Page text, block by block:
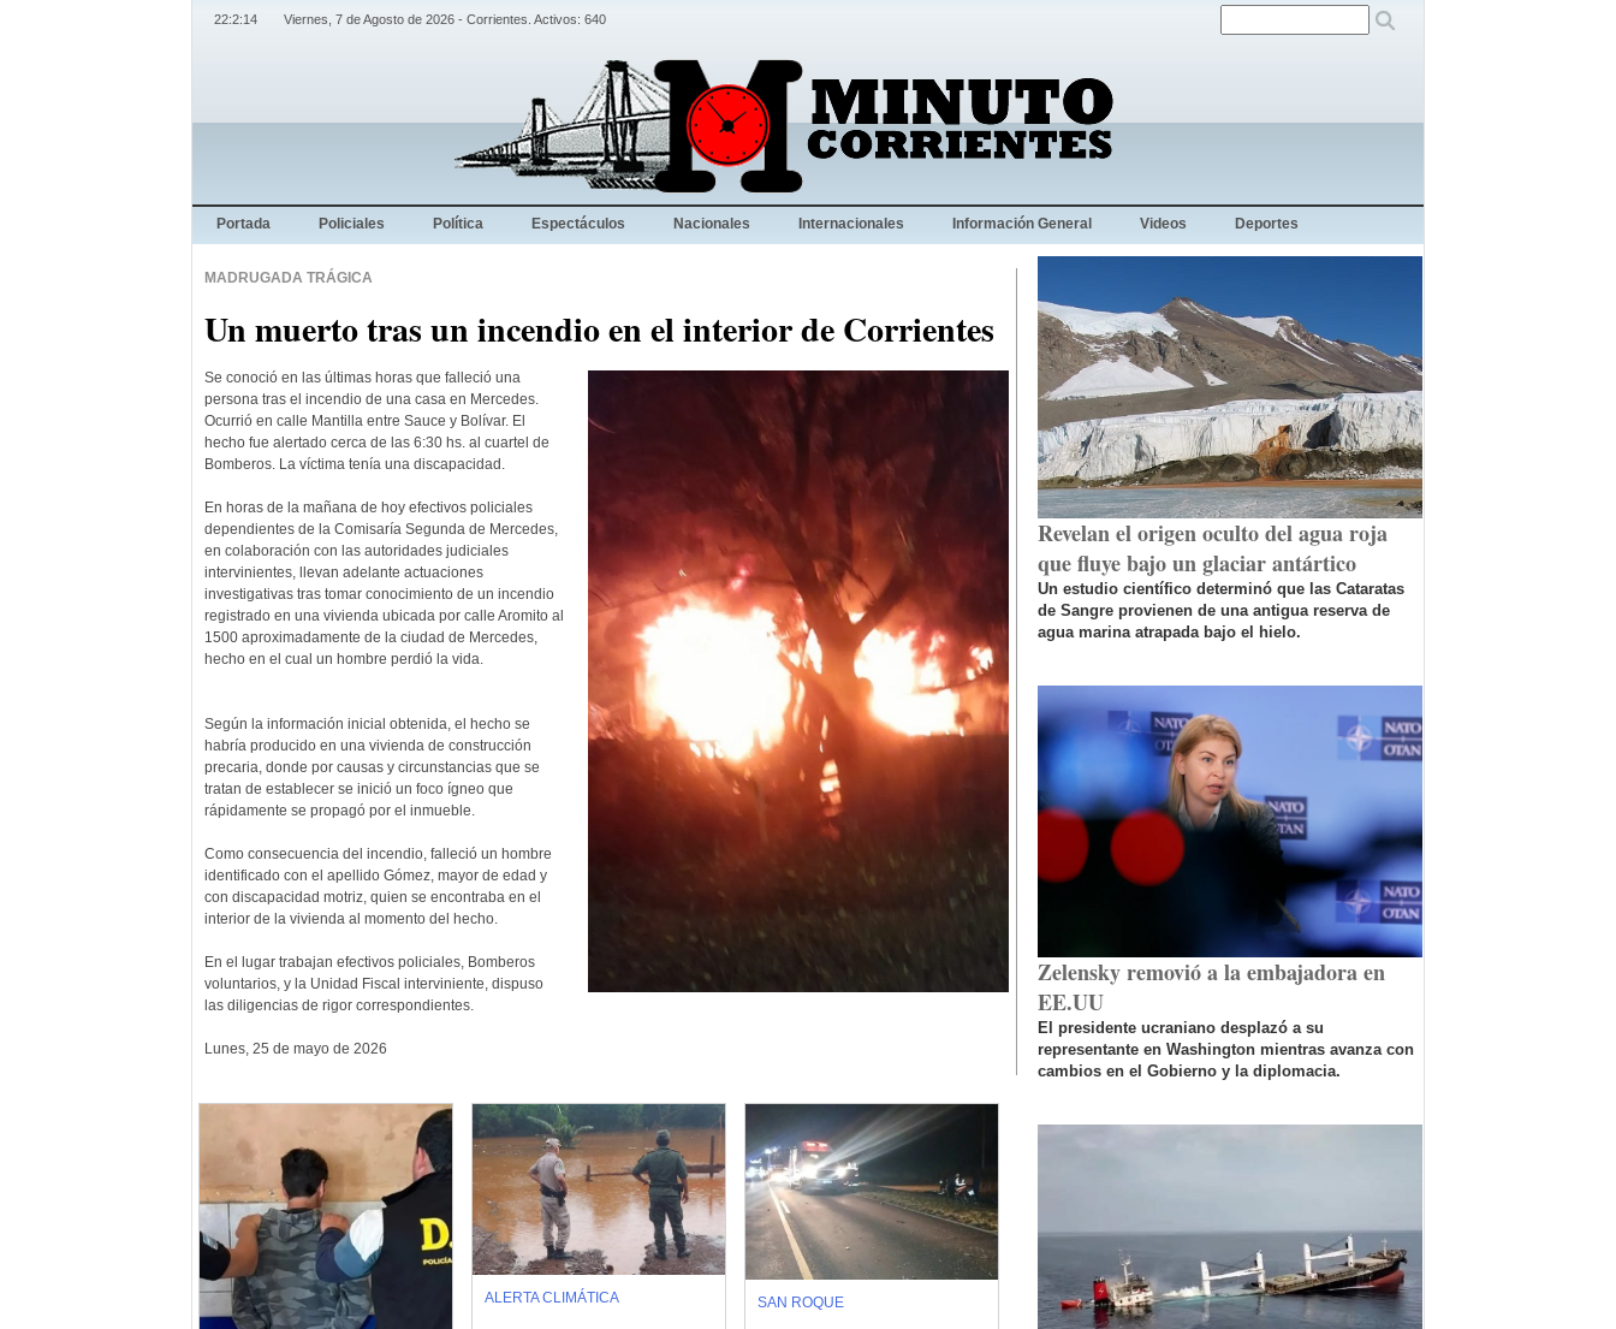
22:2:15 Viernes, 7 de Agosto de 2026 - Corrientes. Activos: 640
Portada Policiales Política Espectáculos Nacionales Internacionales Información General Videos Deportes
MADRUGADA TRÁGICA
Un muerto tras un incendio en el interior de Corrientes
Se conoció en las últimas horas que falleció una
persona tras el incendio de una casa en Mercedes.
Ocurrió en calle Mantilla entre Sauce y Bolívar. El
hecho fue alertado cerca de las 6:30 hs. al cuartel de
Bomberos. La víctima tenía una discapacidad.
En horas de la mañana de hoy efectivos policiales
dependientes de la Comisaría Segunda de Mercedes,
en colaboración con las autoridades judiciales
intervinientes, llevan adelante actuaciones
investigativas tras tomar conocimiento de un incendio
registrado en una vivienda ubicada por calle Aromito al
1500 aproximadamente de la ciudad de Mercedes,
hecho en el cual un hombre perdió la vida.
Según la información inicial obtenida, el hecho se
habría producido en una vivienda de construcción
precaria, donde por causas y circunstancias que se
tratan de establecer se inició un foco ígneo que
rápidamente se propagó por el inmueble.
Como consecuencia del incendio, falleció un hombre
identificado con el apellido Gómez, mayor de edad y
con discapacidad motriz, quien se encontraba en el
interior de la vivienda al momento del hecho.
En el lugar trabajan efectivos policiales, Bomberos
voluntarios, y la Unidad Fiscal interviniente, dispuso
las diligencias de rigor correspondientes.
Lunes, 25 de mayo de 2026
ALERTA CLIMÁTICA SAN ROQUE
Revelan el origen oculto del agua roja
que fluye bajo un glaciar antártico
Un estudio científico determinó que las Cataratas
de Sangre provienen de una antigua reserva de
agua marina atrapada bajo el hielo.
Zelensky removió a la embajadora en
EE.UU
El presidente ucraniano desplazó a su
representante en Washington mientras avanza con
cambios en el Gobierno y la diplomacia.